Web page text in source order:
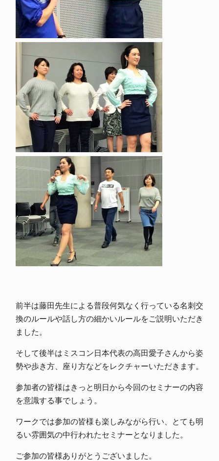
前半は藤田先生による普段何気なく行っている名刺交
換のルールや話し方の細かいルールをご説明いただき
ました。
そして後半はミスコン日本代表の高田愛子さんから姿
勢や歩き方、座り方などをレクチャーいただきます。
参加者の皆様はきっと明日から今回のセミナーの内容
を意識する事でしょう。
ワークでは参加の皆様も楽しみながら行い、とても明
るい雰囲気の中行われたセミナーとなりました。
ご参加の皆様ありがとうございました。